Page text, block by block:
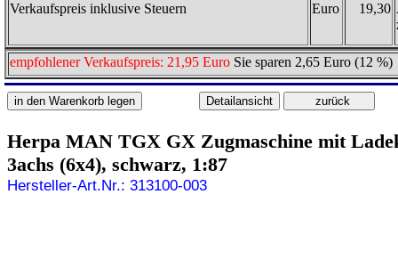
Verkaufspreis inklusive Steuern Euro 19,30
empfohlener Verkaufspreis: 21,95 Euro Sie sparen 2,65 Euro (12 %)
Herpa MAN TGX GX Zugmaschine mit
3achs (6x4), schwarz, 1:87
Hersteller-Art.Nr.: 313100-003